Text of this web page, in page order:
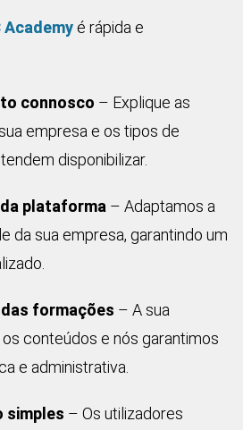
Academyé rápida e
connosco – Explique as
empresa e os tipos de
disponibilizar.
plataforma – Adaptamos a
da sua empresa, garantindo um
formações – A sua
conteúdos e nós garantimos
e administrativa.
simples – Os utilizadores